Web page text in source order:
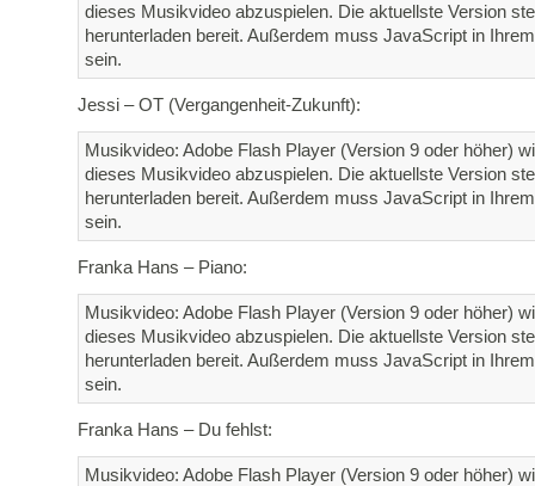
dieses Musikvideo abzuspielen. Die aktuellste Version
herunterladen bereit. Außerdem muss JavaScript in
sein.
Jessi – OT (Vergangenheit-Zukunft):
Musikvideo: Adobe Flash Player (Version 9 oder höher)
dieses Musikvideo abzuspielen. Die aktuellste Version
herunterladen bereit. Außerdem muss JavaScript in
sein.
Franka Hans – Piano:
Musikvideo: Adobe Flash Player (Version 9 oder höher)
dieses Musikvideo abzuspielen. Die aktuellste Version
herunterladen bereit. Außerdem muss JavaScript in
sein.
Franka Hans – Du fehlst:
Musikvideo: Adobe Flash Player (Version 9 oder höher)